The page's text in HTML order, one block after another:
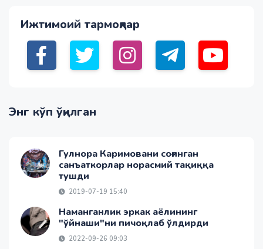
Ижтимоий тармоқлар
Энг кўп ўқилган
Гулнора Каримовани соғинган
санъаткорлар норасмий тақиққа
тушди
2019-07-19 15:40
Наманганлик эркак аёлининг
"ўйнаши"ни пичоқлаб ўлдирди
2022-09-26 09:03